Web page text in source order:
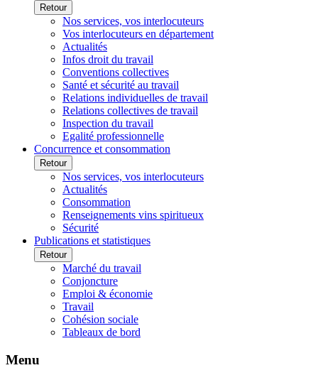
Retour
Nos services, vos interlocuteurs
Vos interlocuteurs en département
Actualités
Infos droit du travail
Conventions collectives
Santé et sécurité au travail
Relations individuelles de travail
Relations collectives de travail
Inspection du travail
Egalité professionnelle
Concurrence et consommation
Retour
Nos services, vos interlocuteurs
Actualités
Consommation
Renseignements vins spiritueux
Sécurité
Publications et statistiques
Retour
Marché du travail
Conjoncture
Emploi & économie
Travail
Cohésion sociale
Tableaux de bord
Menu